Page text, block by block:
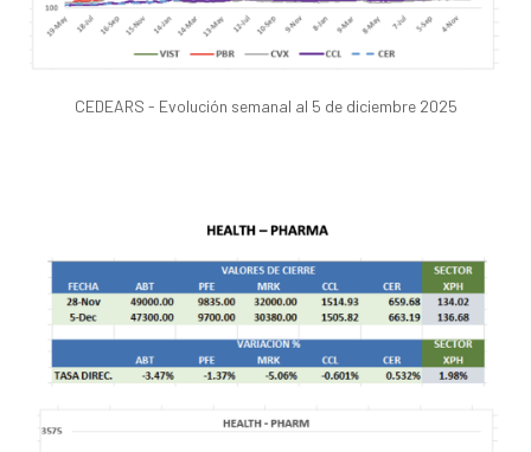
CEDEARS - Evolución semanal al 5 de diciembre 2025